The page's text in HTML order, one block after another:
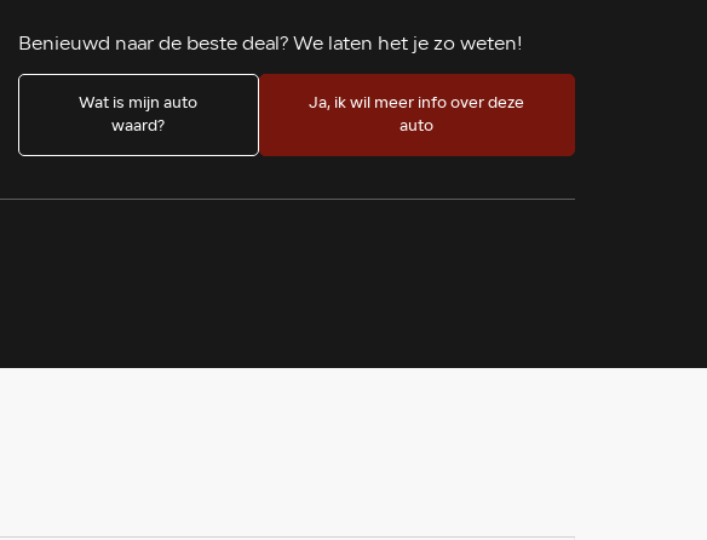
Benieuwd naar de beste deal? We laten het je zo weten!
Wat is mijn auto
waard?
Ja, ik wil meer info over deze
auto